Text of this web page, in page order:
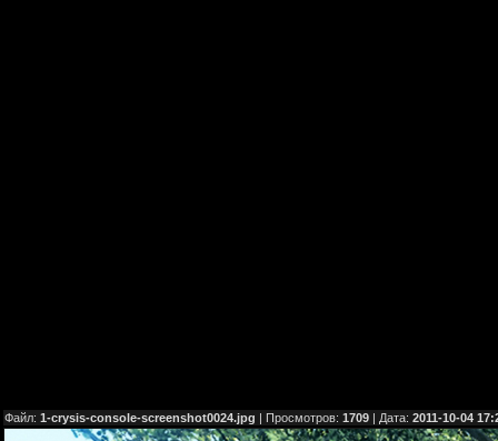
Файл: 1-crysis-console-screenshot0024.jpg | Просмотров: 1709 | Дата: 2011-10-04